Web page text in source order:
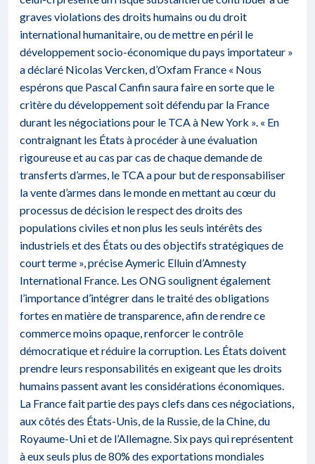
graves violations des droits humains ou du droit
international humanitaire, ou de mettre en péril le
développement socio-économique du pays importateur »
a déclaré Nicolas Vercken, d’Oxfam France « Nous
espérons que Pascal Canfin saura faire en sorte que le
critère du développement soit défendu par la France
durant les négociations pour le TCA à New York ». « En
contraignant les États à procéder à une évaluation
rigoureuse et au cas par cas de chaque demande de
transferts d’armes, le TCA a pour but de responsabiliser
la vente d’armes dans le monde en mettant au cœur du
processus de décision le respect des droits des
populations civiles et non plus les seuls intérêts des
industriels et des États ou des objectifs stratégiques de
court terme », précise Aymeric Elluin d’Amnesty
International France. Les ONG soulignent également
l’importance d’intégrer dans le traité des obligations
fortes en matière de transparence, afin de rendre ce
commerce moins opaque, renforcer le contrôle
démocratique et réduire la corruption. Les États doivent
prendre leurs responsabilités en exigeant que les droits
humains passent avant les considérations économiques.
La France fait partie des pays clefs dans ces négociations,
aux côtés des États-Unis, de la Russie, de la Chine, du
Royaume-Uni et de l’Allemagne. Six pays qui représentent
à eux seuls plus de 80% des exportations mondiales